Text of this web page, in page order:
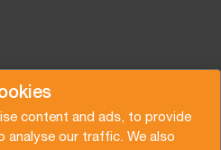
content and ads, to provide
analyse our traffic. We also